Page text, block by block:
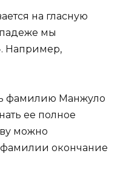
на гласную
мы
Например,
фамилию Манжуло
ее полное
можно
окончание